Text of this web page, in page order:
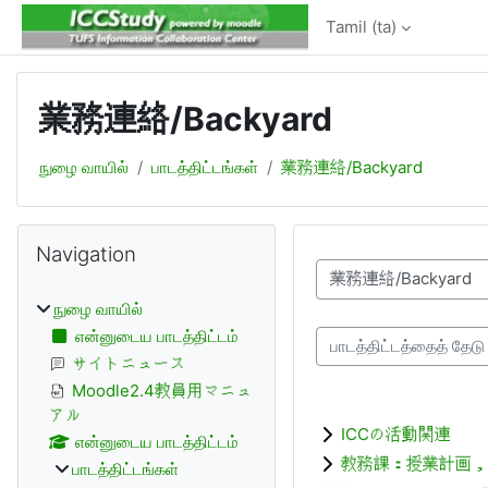
முக்கிய உள்ளடக்கத்திற்கு செல்க
Tamil ‎(ta)‎
業務連絡/Backyard
நுழை வாயில் பாடத்திட்டங்கள் 業務連絡/Backyard
பாடப் பிரிவுகள்
பாடத்திட்டத்தைத் தேடு
ICCの活動関連
教務課：授業計画
தொகுதிகள்
Navigation
நுழை வாயில்
என்னுடைய பாடத்திட்டம்
サイトニュース
Moodle2.4教員用マニュ
アル
என்னுடைய பாடத்திட்டம்
பாடத்திட்டங்கள்